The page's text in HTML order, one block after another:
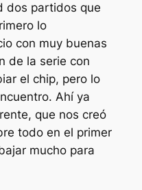
dos partidos que
lo
con muy buenas
de la serie con
el chip, pero lo
Ahí ya
que nos creó
todo en el primer
mucho para